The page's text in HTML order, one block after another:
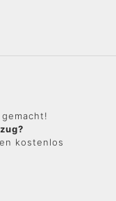
kostenlos